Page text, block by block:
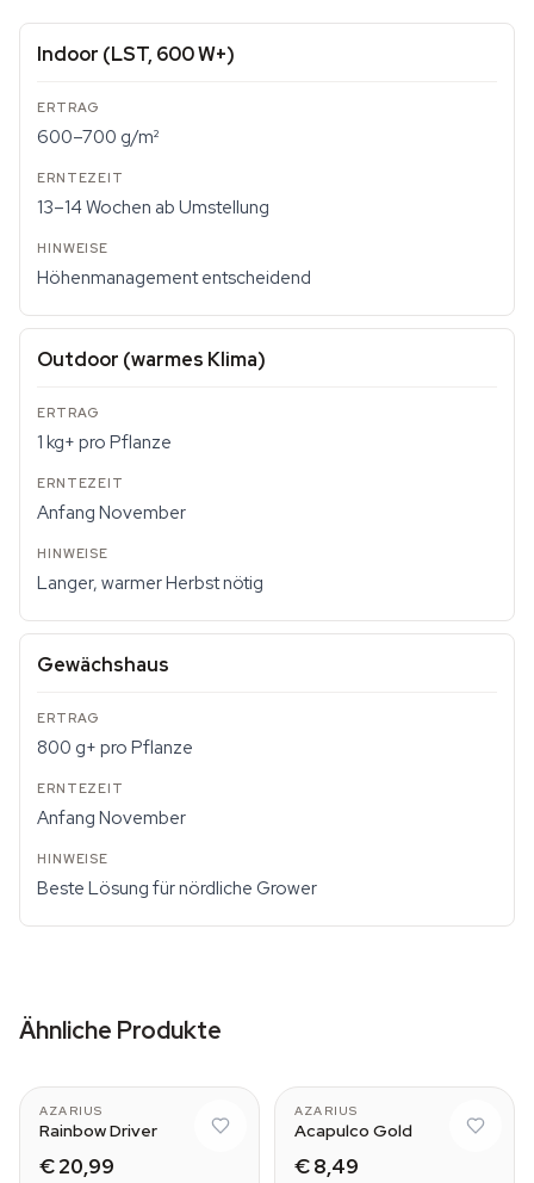
Indoor (LST, 600 W+)
600–700 g/m²
13–14 Wochen ab Umstellung
Höhenmanagement entscheidend
Outdoor (warmes Klima)
1 kg+ pro Pflanze
Anfang November
Langer, warmer Herbst nötig
Gewächshaus
800 g+ pro Pflanze
Anfang November
Beste Lösung für nördliche Grower
Ähnliche Produkte
AZARIUS
Rainbow Driver
€ 20,99
AZARIUS
Acapulco Gold
€ 8,49